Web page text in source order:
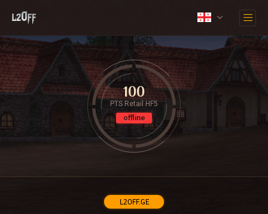
L2OFF.GE
100
PTS Retail HF5
offline